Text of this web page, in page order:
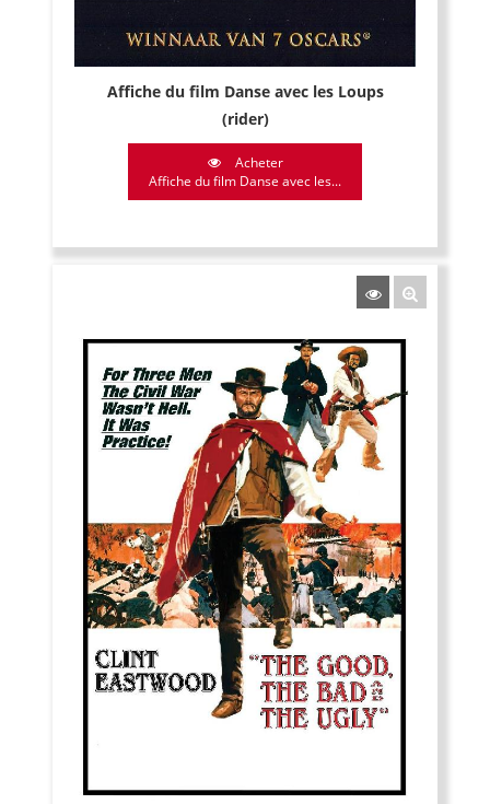
Affiche du film Danse avec les Loups
(rider)
Acheter
Affiche du film Danse avec les...